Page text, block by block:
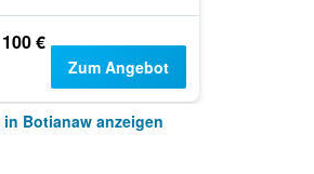
100 €
Zum Angebot
Botianaw anzeigen